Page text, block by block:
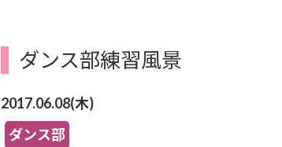
ダンス部練習風景
2017.06.08(木)
ダンス部